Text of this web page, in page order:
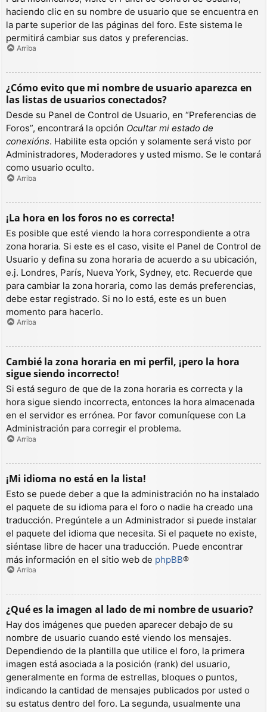
haciendo clic en su nombre de usuario que se encuentra en
la parte superior de las páginas del foro. Este sistema le
permitirá cambiar sus datos y preferencias.
Arriba
¿Cómo evito que mi nombre de usuario aparezca en
las listas de usuarios conectados?
Desde su Panel de Control de Usuario, en “Preferencias de
Foros”, encontrará la opción Ocultar mi estado de
conexións. Habilite esta opción y solamente será visto por
Administradores, Moderadores y usted mismo. Se le contará
como usuario oculto.
Arriba
¡La hora en los foros no es correcta!
Es posible que esté viendo la hora correspondiente a otra
zona horaria. Si este es el caso, visite el Panel de Control de
Usuario y defina su zona horaria de acuerdo a su ubicación,
e.j. Londres, París, Nueva York, Sydney, etc. Recuerde que
para cambiar la zona horaria, como las demás preferencias,
debe estar registrado. Si no lo está, este es un buen
momento para hacerlo.
Arriba
Cambié la zona horaria en mi perfil, ¡pero la hora
sigue siendo incorrecto!
Si está seguro de que de la zona horaria es correcta y la
hora sigue siendo incorrecta, entonces la hora almacenada
en el servidor es errónea. Por favor comuníquese con La
Administración para corregir el problema.
Arriba
¡Mi idioma no está en la lista!
Esto se puede deber a que la administración no ha instalado
el paquete de su idioma para el foro o nadie ha creado una
traducción. Pregúntele a un Administrador si puede instalar
el paquete del idioma que necesita. Si el paquete no existe,
siéntase libre de hacer una traducción. Puede encontrar
más información en el sitio web de phpBB®
Arriba
¿Qué es la imagen al lado de mi nombre de usuario?
Hay dos imágenes que pueden aparecer debajo de su
nombre de usuario cuando esté viendo los mensajes.
Dependiendo de la plantilla que utilice el foro, la primera
imagen está asociada a la posición (rank) del usuario,
generalmente en forma de estrellas, bloques o puntos,
indicando la cantidad de mensajes publicados por usted o
su estatus dentro del foro. La segunda, usualmente una